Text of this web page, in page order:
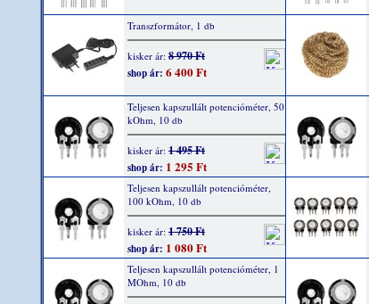
Transzformátor, 1 db
kisker ár: 8 970 Ft
shop ár: 6 400 Ft
Teljesen kapszullált potencióméter, 50
kOhm, 10 db
kisker ár: 1 495 Ft
shop ár: 1 295 Ft
Teljesen kapszullált potencióméter,
100 kOhm, 10 db
kisker ár: 1 750 Ft
shop ár: 1 080 Ft
Teljesen kapszullált potencióméter, 1
MOhm, 10 db